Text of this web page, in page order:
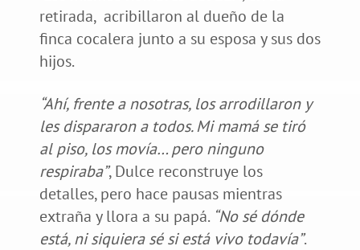
retirada, acribillaron al dueño de la
finca cocalera junto a su esposa y sus dos
hijos.
“Ahí, frente a nosotras, los arrodillaron y
les dispararon a todos. Mi mamá se tiró
al piso, los movía… pero ninguno
respiraba”, Dulce reconstruye los
detalles, pero hace pausas mientras
extraña y llora a su papá. “No sé dónde
está, ni siquiera sé si está vivo todavía”.